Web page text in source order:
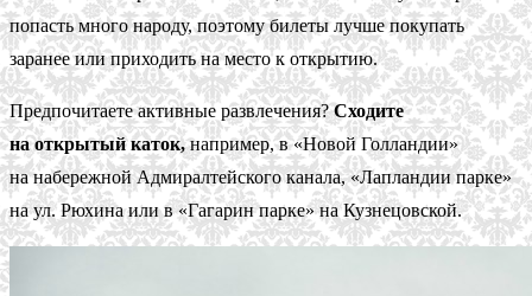
попасть много народу, поэтому билеты лучше покупать
заранее или приходить на место к открытию.
Предпочитаете активные развлечения?Сходите
на открытый каток,например, в «Новой Голландии»
на набережной Адмиралтейского канала, «Лапландии парке»
на ул. Рюхина или в «Гагарин парке» на Кузнецовской.